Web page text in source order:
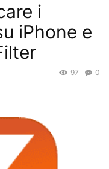
i
iPhone e
0
97